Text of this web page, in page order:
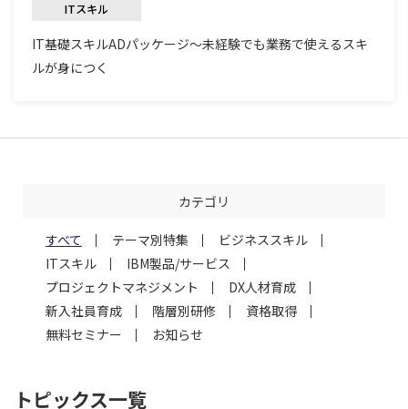
ITスキル
IT基礎スキルADパッケージ～未経験でも業務で使えるスキ
ルが身につく
カテゴリ
すべて テーマ別特集
ビジネススキル
ITスキル
IBM製品/サービス
プロジェクトマネジメント
DX人材育成
新入社員育成
階層別研修
資格取得
無料セミナー
お知らせ
トピックス一覧